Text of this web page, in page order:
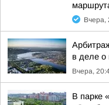
Вчера,
в деле о
Вчера,
В парке